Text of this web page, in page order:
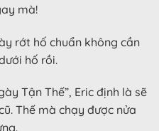
mà!
rớt hố chuẩn không cần
hố rồi.
Tận Thế”, Eric định là sẽ
Thế mà chạy được nửa